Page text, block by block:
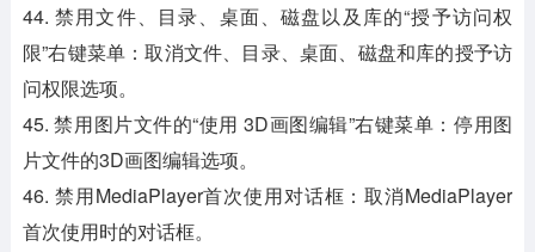
44. 禁用文件、目录、桌面、磁盘以及库的“授予访问权
限”右键菜单：取消文件、目录、桌面、磁盘和库的授予访
问权限选项。
45. 禁用图片文件的“使用 3D画图编辑”右键菜单：停用图
片文件的3D画图编辑选项。
46. 禁用MediaPlayer首次使用对话框：取消MediaPlayer
首次使用时的对话框。